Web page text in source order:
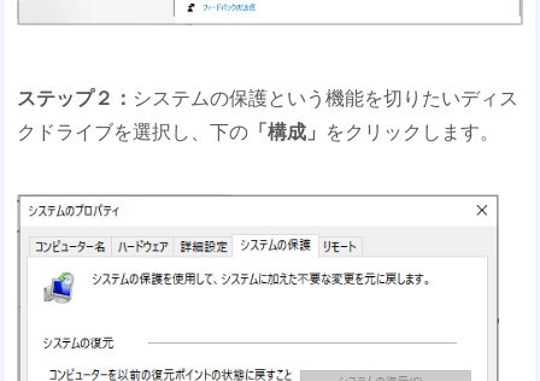
ステップ２： システムの保護という機能を切りたいディス
クドライブを選択し、下の 「構成」 をクリックします。